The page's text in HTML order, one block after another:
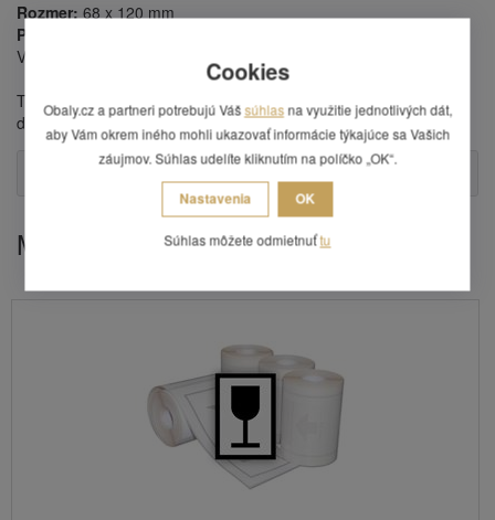
Rozmer:68 x 120 mm
Prevedenie:
Vyhovujú norme STN EN ISO 780 pre medzinárodnú prepravu.
Tento tovar je možné objednať iba v minimálnom počte 100 ks a
ďalej jeho násobkoch. Cena je uvedená za 100 ks.
Mohlo by Vás zaujímať
Cookies
Obaly.cz a partneri potrebujú Vášsúhlas na využitie jednotlivých dát,
aby Vám okrem iného mohli ukazovať informácie týkajúce sa Vašich
záujmov. Súhlas udelíte kliknutím na políčko „OK“.
Nastavenia OK
Súhlas môžete odmietnuťtu